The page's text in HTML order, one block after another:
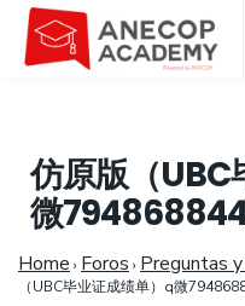
仿原版（UBC
微
Home › Foros › Preguntas
（UBC毕业证成绩单）q微